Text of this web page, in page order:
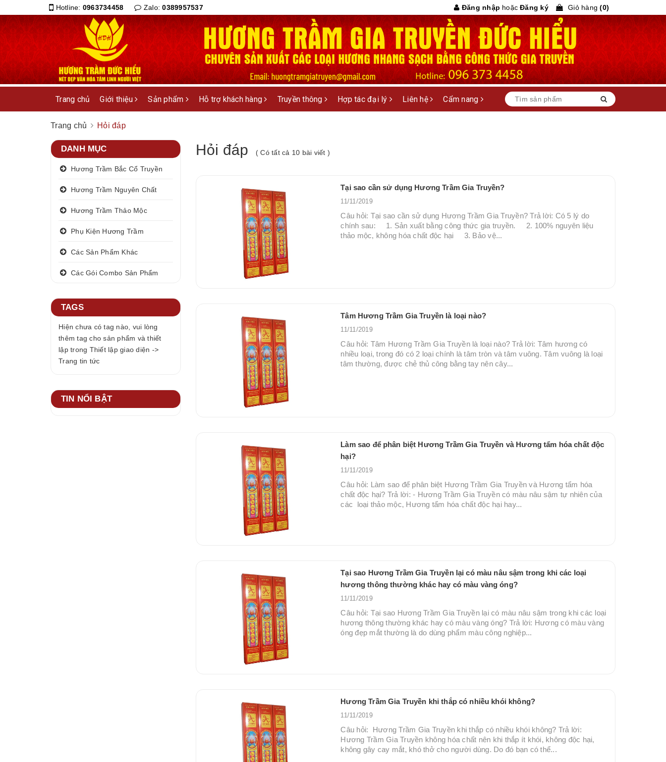
Hotline: 0963734458 Zalo:0389957537 Đăng nhập hoặc Đăng ký Giỏ hàng (0)
Trang chủ Giới thiệu Sản phẩm Hỗ trợ khách hàng Truyền thông Hợp tác đại lý Liên hệ Cẩm nang
Trang chủ Hỏi đáp
Hỏi đáp ( Có tất cả 10 bài viết )
Tại sao cần sử dụng Hương Trầm Gia Truyền?
11/11/2019
Câu hỏi: Tại sao cần sử dụng Hương Trầm Gia Truyền? Trả lời: Có 5 lý do
chính sau: 1. Sản xuất bằng công thức gia truyền. 2. 100% nguyên liệu
thảo mộc, không hóa chất độc hại 3. Bảo vệ...
Tâm Hương Trầm Gia Truyền là loại nào?
11/11/2019
Câu hỏi: Tâm Hương Trầm Gia Truyền là loại nào? Trả lời: Tâm hương có
nhiều loại, trong đó có 2 loại chính là tâm tròn và tâm vuông. Tâm vuông là loại
tâm thường, được chẻ thủ công bằng tay nên cây...
Làm sao để phân biệt Hương Trầm Gia Truyền và Hương tẩm hóa chất độc
hại?
11/11/2019
Câu hỏi: Làm sao để phân biệt Hương Trầm Gia Truyền và Hương tẩm hóa
chất độc hại? Trả lời: - Hương Trầm Gia Truyền có màu nâu sậm tự nhiên của
các loại thảo mộc, Hương tẩm hóa chất độc hại hay...
Tại sao Hương Trầm Gia Truyền lại có màu nâu sậm trong khi các loại
hương thông thường khác hay có màu vàng óng?
11/11/2019
Câu hỏi: Tại sao Hương Trầm Gia Truyền lại có màu nâu sậm trong khi các loại
hương thông thường khác hay có màu vàng óng? Trả lời: Hương có màu vàng
óng đẹp mắt thường là do dùng phẩm màu công nghiệp...
Hương Trầm Gia Truyền khi thắp có nhiều khói không?
11/11/2019
Câu hỏi: Hương Trầm Gia Truyền khi thắp có nhiều khói không? Trả lời:
Hương Trầm Gia Truyền không hóa chất nên khi thắp ít khói, không độc hại,
không gây cay mắt, khó thở cho người dùng. Do đó bạn có thể...
DANH MỤC
Hương Trầm Bắc Cổ Truyền
Hương Trầm Nguyên Chất
Hương Trầm Thảo Mộc
Phụ Kiện Hương Trầm
Các Sản Phẩm Khác
Các Gói Combo Sản Phẩm
TAGS
Hiện chưa có tag nào, vui lòng
thêm tag cho sản phẩm và thiết
lập trong Thiết lập giao diện ->
Trang tin tức
TIN NỔI BẬT